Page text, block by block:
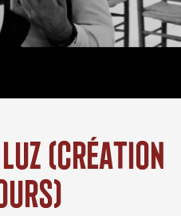
(création